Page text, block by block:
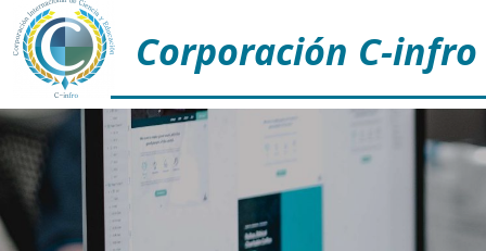
Corporación C-infro